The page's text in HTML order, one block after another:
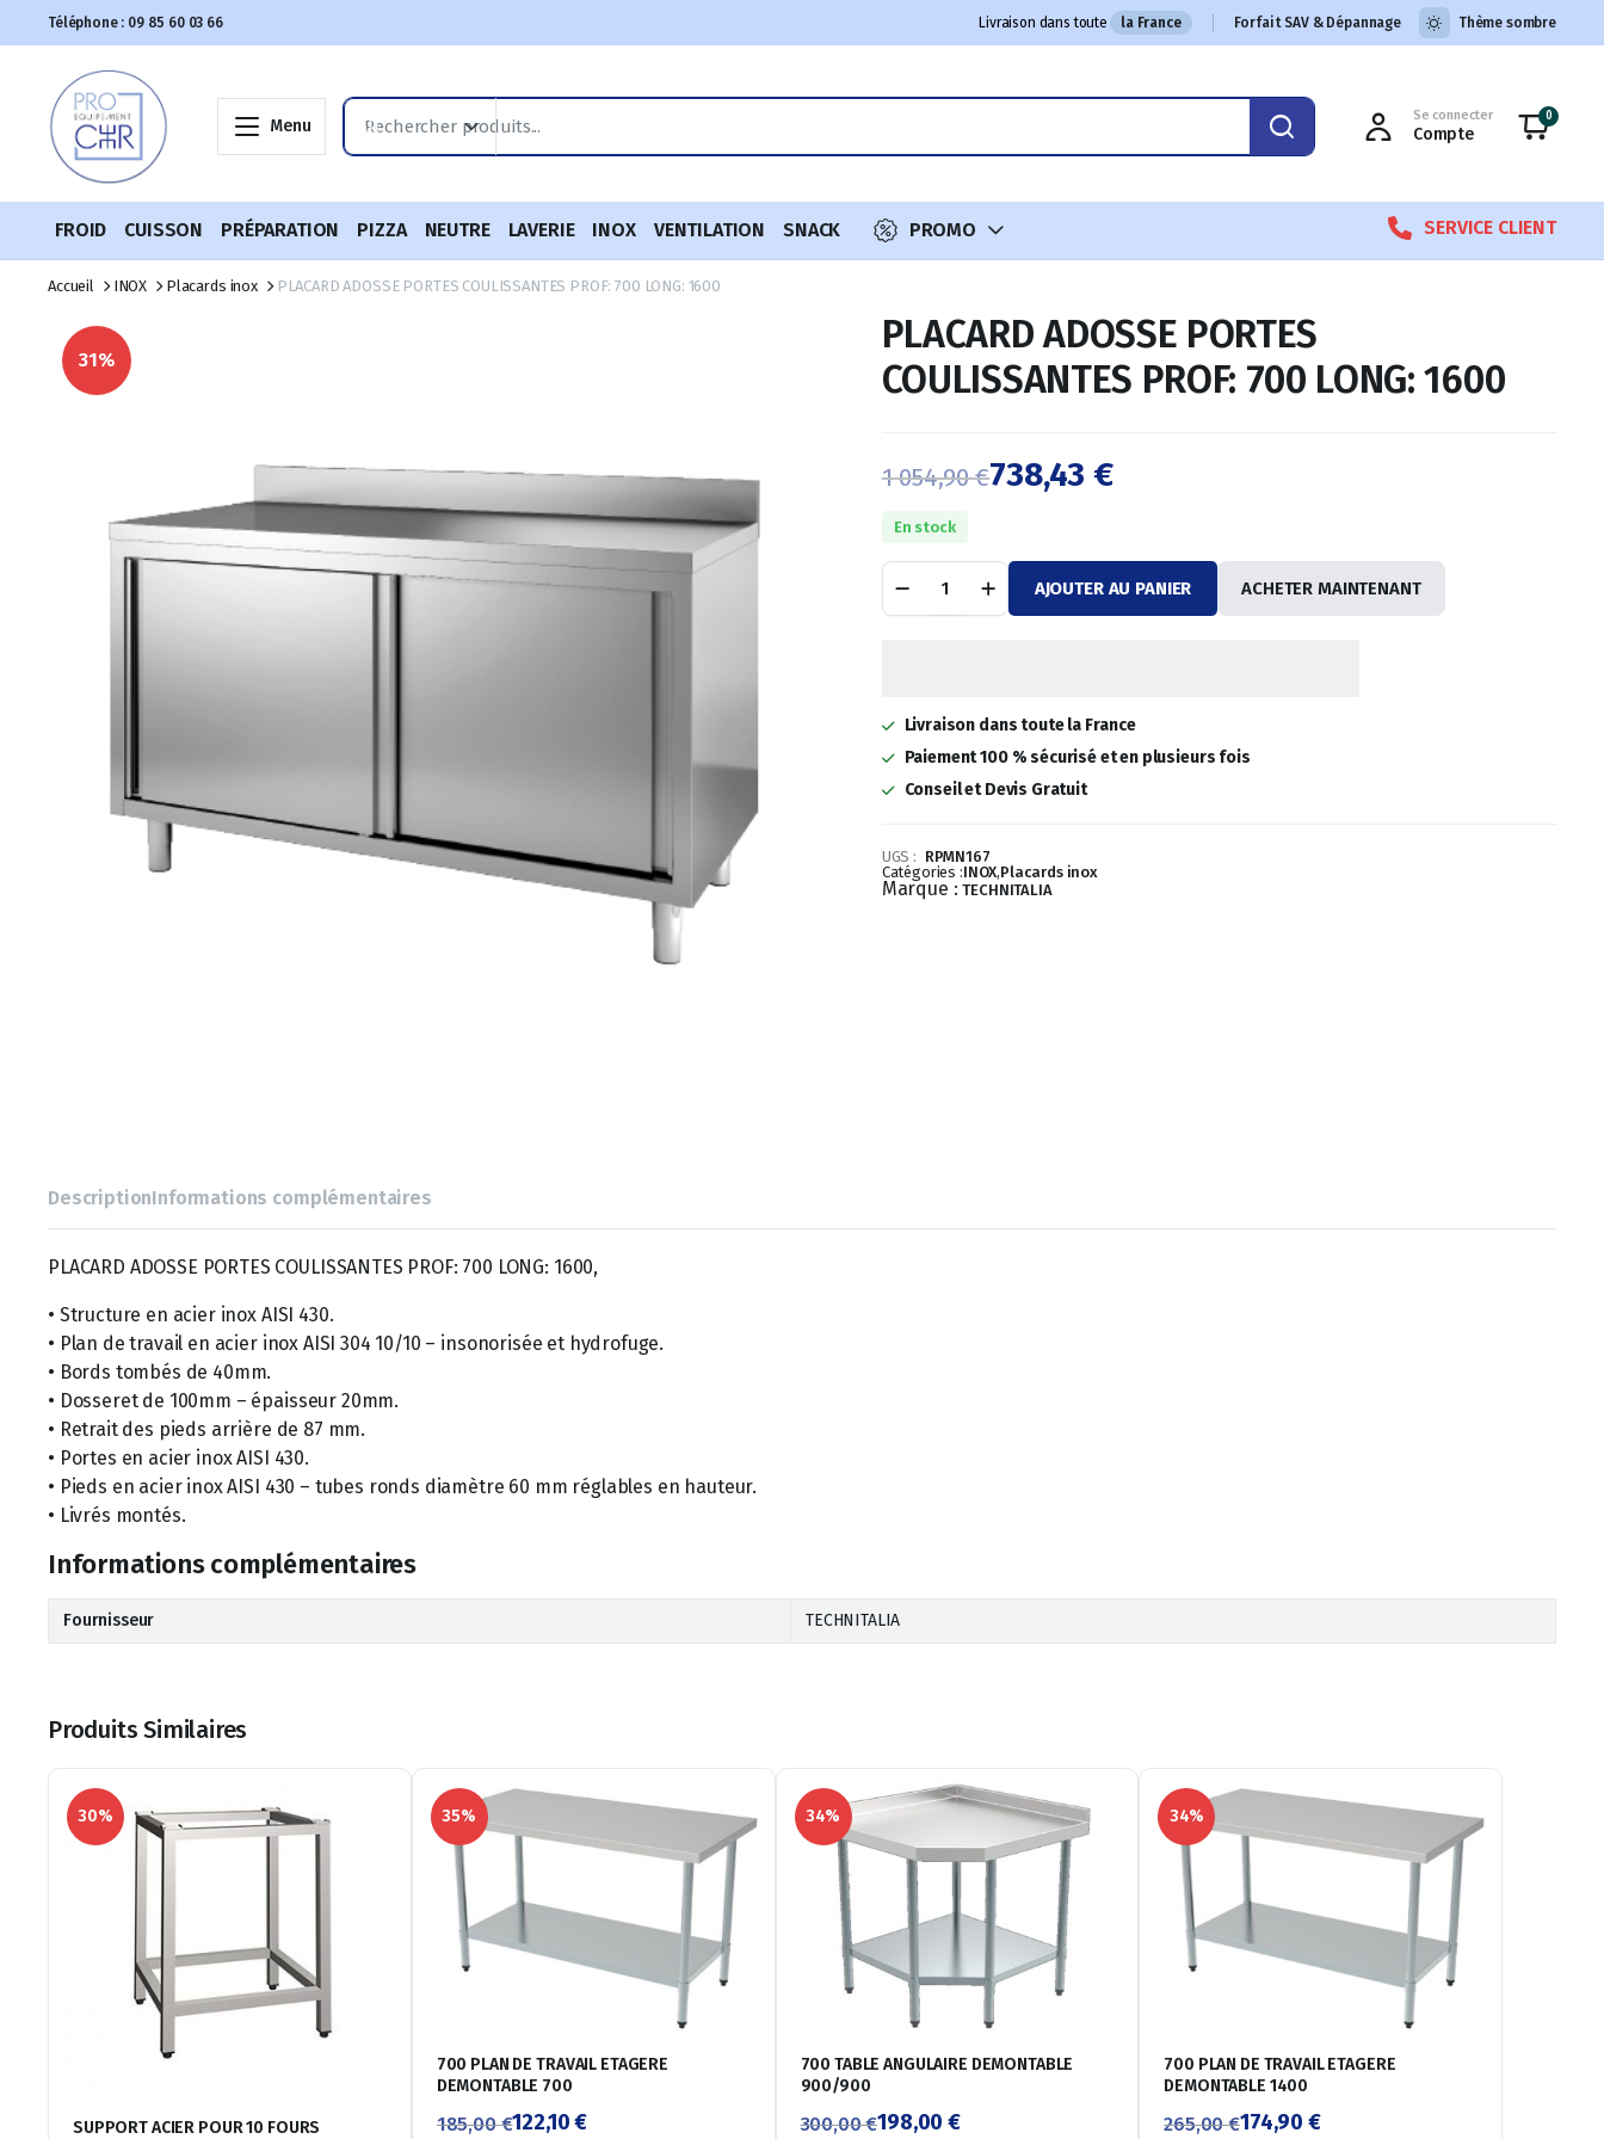
Téléphone : 09 85 60 03 66 Livraison dans toute la France Forfait SAV & Dépannage Thème sombre
Menu
Se connecter
Compte
0
FROID CUISSON PRÉPARATION PIZZA NEUTRE LAVERIE INOX VENTILATION SNACK PROMO SERVICE CLIENT
Accueil INOX Placards inox PLACARD ADOSSE PORTES COULISSANTES PROF: 700 LONG: 1600
31%
PLACARD ADOSSE PORTES
COULISSANTES PROF: 700 LONG: 1600
1 054,90€
Le
prix
initial
1
054,90 €.
738,43€
Le
prix
actuel
738,43 €.
En stock
ADOSSE
PORTES
1600
quantité
AJOUTER AU PANIER ACHETER MAINTENANT
Livraison dans toute la France
Paiement 100 % sécurisé et en plusieurs fois
Conseil et Devis Gratuit
UGS : RPMN167
Catégories :INOX,Placards inox
Marque :TECHNITALIA
DescriptionInformations complémentaires
PLACARD ADOSSE PORTES COULISSANTES PROF: 700 LONG: 1600,
• Structure en acier inox AISI 430.
• Plan de travail en acier inox AISI 304 10/10 – insonorisée et hydrofuge.
• Bords tombés de 40mm.
• Dosseret de 100mm – épaisseur 20mm.
• Retrait des pieds arrière de 87 mm.
• Portes en acier inox AISI 430.
• Pieds en acier inox AISI 430 – tubes ronds diamètre 60 mm réglables en hauteur.
• Livrés montés.
Informations complémentaires
Fournisseur TECHNITALIA
Produits Similaires
30%
SUPPORT ACIER POUR 10 FOURS
35%
700 PLAN DE TRAVAIL ETAGERE
DEMONTABLE 700
185,00€122,10€
34%
700 TABLE ANGULAIRE DEMONTABLE
900/900
300,00€198,00€
34%
700 PLAN DE TRAVAIL ETAGERE
DEMONTABLE 1400
265,00€174,90 €